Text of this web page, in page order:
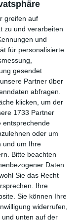
greifen auf
zu und verarbeiten
und
für personalisierte
gesendet
Partner über
abfragen.
klicken, um der
1733 Partner
entsprechende
oder um
und um Ihre
Bitte beachten
Daten
Sie das Recht
Ihre
Sie können Ihre
widerrufen,
und unten auf der
...